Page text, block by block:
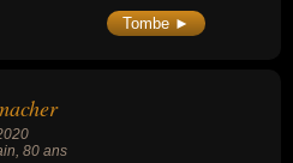
Tombe ►
, 80 ans